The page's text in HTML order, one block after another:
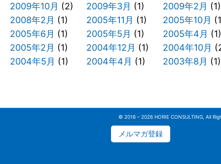
2009年10月 (2) 2009年3月 (1) 2009年2月 (1)
2008年2月 (1) 2005年11月 (1) 2005年10月
2005年6月 (1) 2005年5月 (1) 2005年4月 (1)
2005年2月 (1) 2004年12月 (1) 2004年10月
2004年5月 (1) 2004年4月 (1) 2003年8月 (1)
© 2016 – 2026 HORIE CONSULTING, All
メルマガ登録